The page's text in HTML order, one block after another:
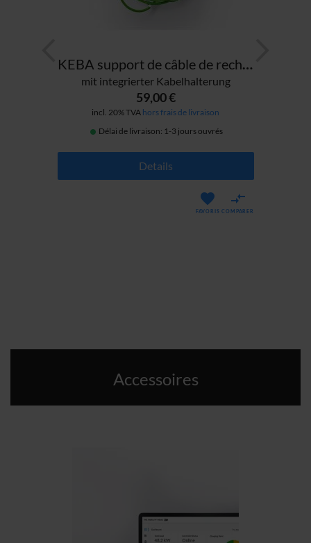
KEBA support de câble de recharge en haut
mit integrierter Kabelhalterung
59,00 €
incl. 20% TVA hors frais de livraison
Délai de livraison: 1-3 jours ouvrés
Details
FAVORIS COMPARER
Accessoires